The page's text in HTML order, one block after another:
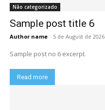
Não categorizado
Sample post title 6
Author name - 5 de August de 2026
Sample post no 6 excerpt.
Read more